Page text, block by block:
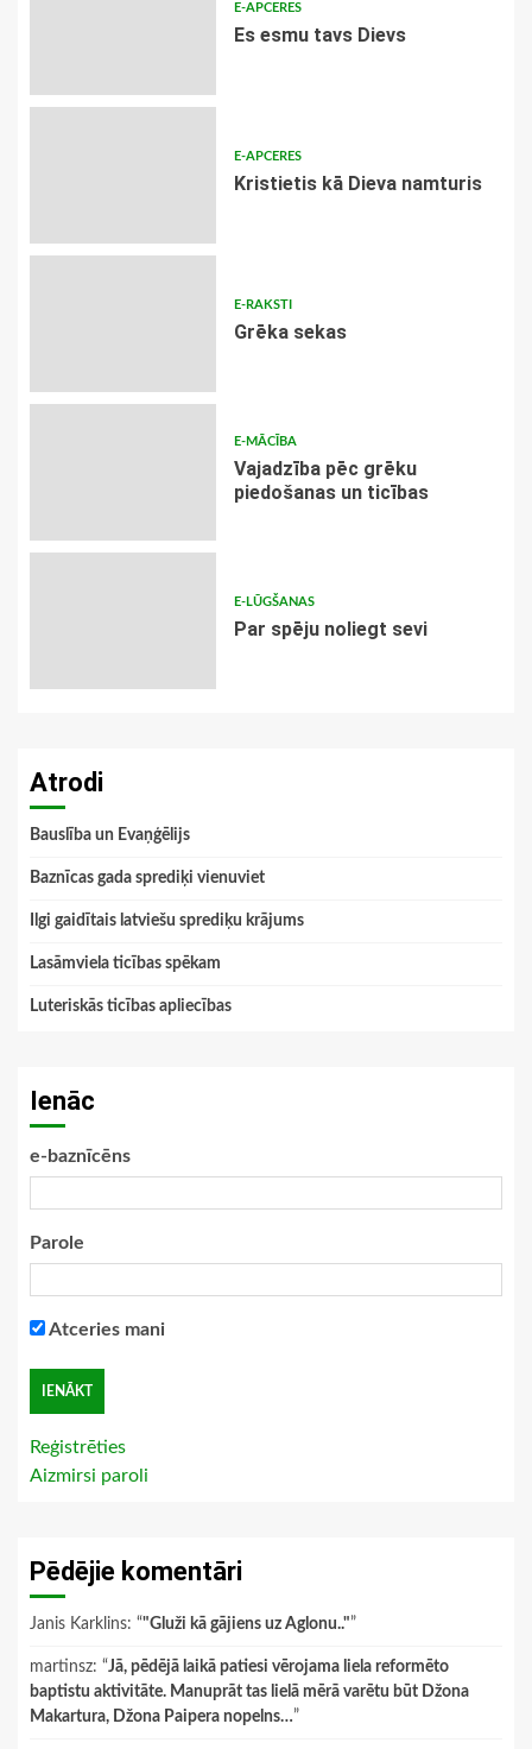
E-APCERES
Es esmu tavs Dievs
E-APCERES
Kristietis kā Dieva namturis
E-RAKSTI
Grēka sekas
E-MĀCĪBA
Vajadzība pēc grēku
piedošanas un ticības
E-LŪGŠANAS
Par spēju noliegt sevi
Atrodi
Bauslība un Evaņģēlijs
Baznīcas gada sprediķi vienuviet
Ilgi gaidītais latviešu sprediķu krājums
Lasāmviela ticības spēkam
Luteriskās ticības apliecības
Ienāc
e-baznīcēns
Parole
Atceries mani
Reģistrēties
Aizmirsi paroli
Pēdējie komentāri
Janis Karklins: “"Gluži kā gājiens uz Aglonu.."”
martinsz: “Jā, pēdējā laikā patiesi vērojama liela reformēto
baptistu aktivitāte. Manuprāt tas lielā mērā varētu būt Džona
Makartura, Džona Paipera nopelns…”